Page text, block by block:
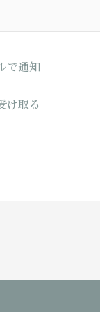
で通知
け取る